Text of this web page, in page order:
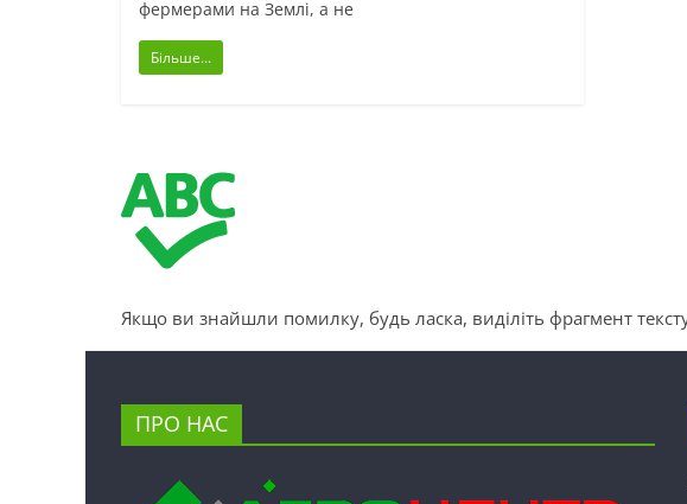
фермерами на Землі, а не
Більше...
Якщо ви знайшли помилку, будь ласка, виділіть фрагмент
ПРО НАС